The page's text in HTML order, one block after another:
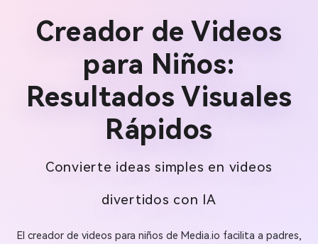
Creador de Videos
para Niños:
Resultados Visuales
Rápidos
Convierte ideas simples en videos
divertidos con IA
El creador de videos para niños de Media.io facilita a padres,